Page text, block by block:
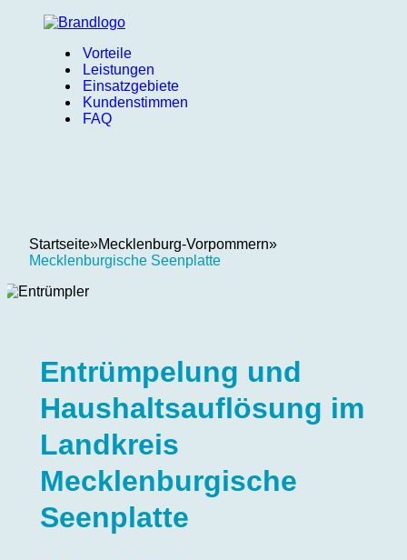
Vorteile
Leistungen
Einsatzgebiete
Kundenstimmen
FAQ
Startseite»Mecklenburg-Vorpommern»
Mecklenburgische Seenplatte
Entrümpelung und
Haushaltsauflösung im
Landkreis
Mecklenburgische
Seenplatte